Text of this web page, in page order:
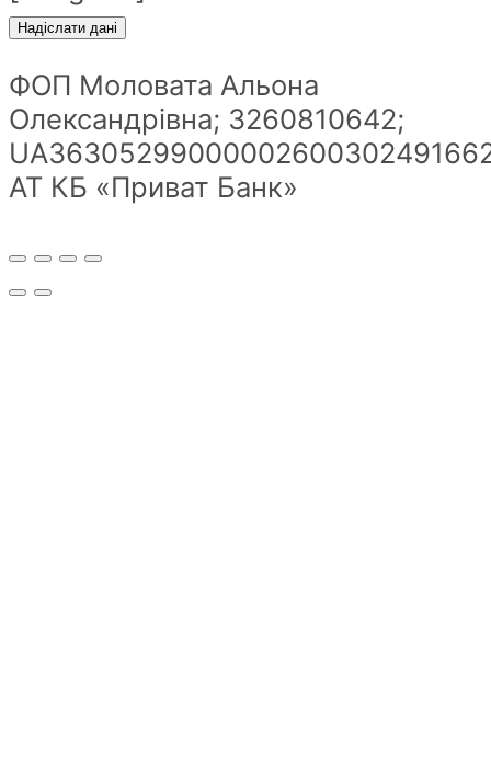
ФОП Моловата Альона
Олександрівна; 3260810642;
АТ КБ «Приват Банк»